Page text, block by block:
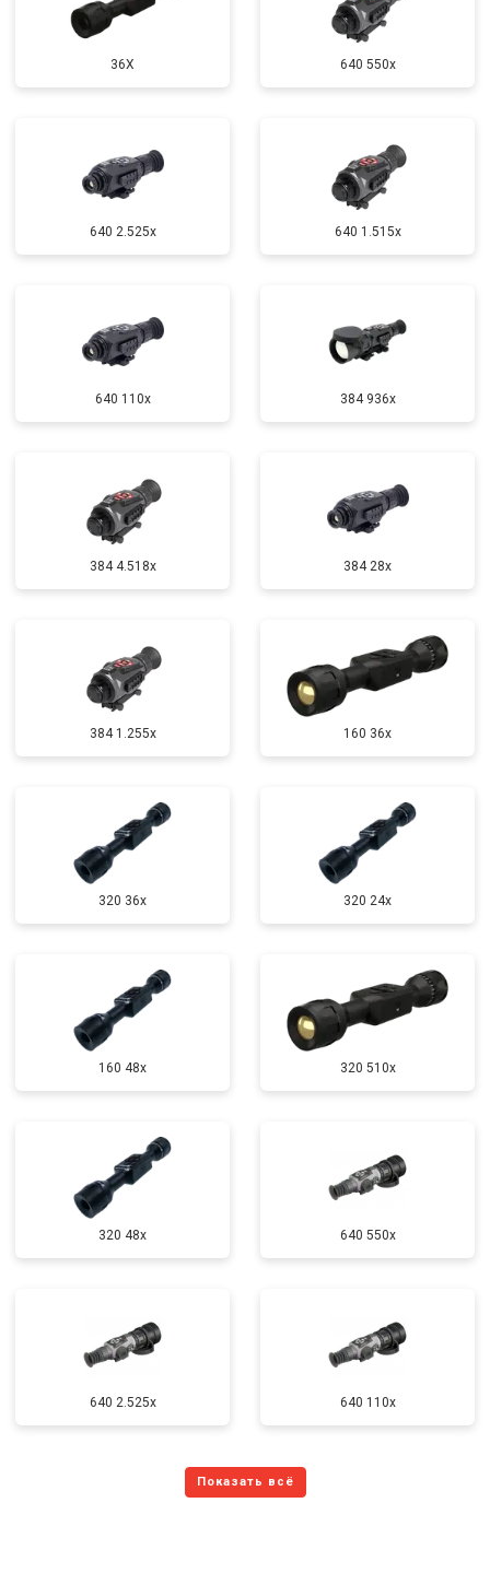
36X 640 550x
640 2.525x 640 1.515x
640 110x 384 936x
384 4.518x 384 28x
384 1.255х 160 36x
320 36x 320 24x
160 48x 320 510x
320 48x 640 550x
640 2.525x 640 110x